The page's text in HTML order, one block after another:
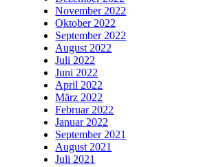
November 2022
Oktober 2022
September 2022
August 2022
Juli 2022
Juni 2022
April 2022
März 2022
Februar 2022
Januar 2022
September 2021
August 2021
Juli 2021